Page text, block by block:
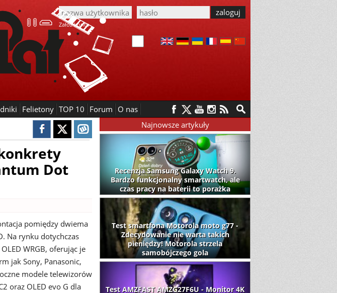
Załóż konto
Felietony TOP 10 Forum O nas
Dot
pomiędzy dwiema
Na rynku dotychczas
WRGB, oferując je
jak Sony, Panasonic,
modele telewizorów
oraz OLED evo G dla
Najnowsze artykuły
Recenzja Samsung Galaxy Watch 9.
Bardzo funkcjonalny smartwatch, ale
czas pracy na baterii to porażka
Test smartfona Motorola moto g77 -
Zdecydowanie nie warta takich
pieniędzy! Motorola strzela
samobójczego gola
Test AMZFAST AMZG27F6U - Monitor 4K